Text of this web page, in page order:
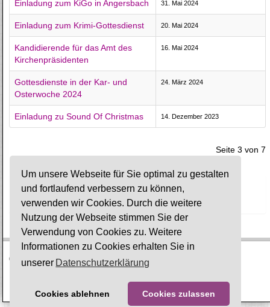
Um unsere Webseite für Sie optimal zu gestalten
und fortlaufend verbessern zu können,
verwenden wir Cookies. Durch die weitere
Nutzung der Webseite stimmen Sie der
Verwendung von Cookies zu. Weitere
Informationen zu Cookies erhalten Sie in
unserer Datenschutzerklärung
Cookies ablehnen Cookies zulassen
Einladung zum KiGo in Angersbach 31. Mai 2024
Einladung zum Krimi-Gottesdienst 20. Mai 2024
Kandidierende für das Amt des
Kirchenpräsidenten
16. Mai 2024
Gottesdienste in der Kar- und
Osterwoche 2024
24. März 2024
Einladung zu Sound Of Christmas 14. Dezember 2023
Seite 3 von 7
Start Zurück 7
Ende
© Ev. Gesamtkirchengemeinde Lauterbach-Wartenberg